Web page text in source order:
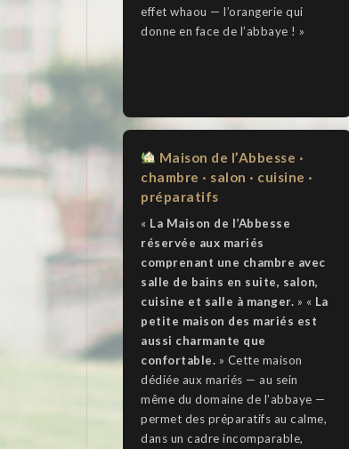
effet whaou — l’orangerie qui
donne en face de l’abbaye ! »
Maison de l’Abbesse ·
chambre · salon · cuisine ·
préparatifs
« La Maison de l’Abbesse
réservée aux mariés
comprenant une chambre avec
salle de bains en suite, salon,
cuisine et salle à manger. » « La
petite maison des mariés est
aussi charmante que
confortable. » Cette maison
dédiée aux mariés — au sein
même du domaine de l’abbaye —
permet des préparatifs au calme,
dans un cadre incomparable,